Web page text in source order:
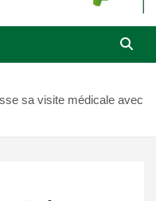
sa visite médicale avec